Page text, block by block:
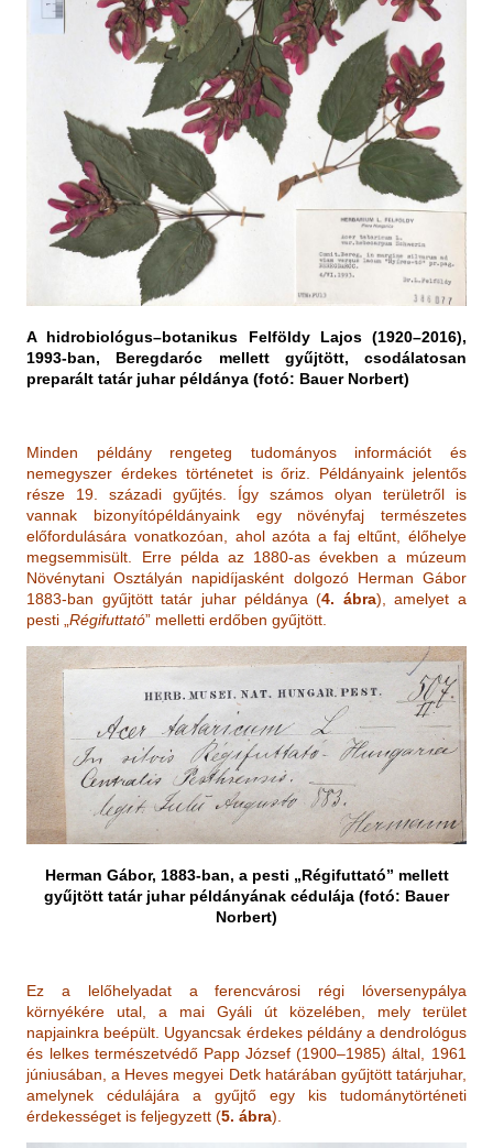
A hidrobiológus–botanikus Felföldy Lajos (1920–2016),
1993-ban, Beregdaróc mellett gyűjtött, csodálatosan
preparált tatár juhar példánya (fotó: Bauer Norbert)
Minden példány rengeteg tudományos információt és
nemegyszer érdekes történetet is őriz. Példányaink jelentős
része 19. századi gyűjtés. Így számos olyan területről is
vannak bizonyítópéldányaink egy növényfaj természetes
előfordulására vonatkozóan, ahol azóta a faj eltűnt, élőhelye
megsemmisült. Erre példa az 1880-as években a múzeum
Növénytani Osztályán napidíjasként dolgozó Herman Gábor
1883-ban gyűjtött tatár juhar példánya (4. ábra), amelyet a
pesti „Régifuttató” melletti erdőben gyűjtött.
Herman Gábor, 1883-ban, a pesti „Régifuttató” mellett
gyűjtött tatár juhar példányának cédulája (fotó: Bauer
Norbert)
Ez a lelőhelyadat a ferencvárosi régi lóversenypálya
környékére utal, a mai Gyáli út közelében, mely terület
napjainkra beépült. Ugyancsak érdekes példány a dendrológus
és lelkes természetvédő Papp József (1900–1985) által, 1961
júniusában, a Heves megyei Detk határában gyűjtött tatárjuhar,
amelynek cédulájára a gyűjtő egy kis tudománytörténeti
érdekességet is feljegyzett (5. ábra).